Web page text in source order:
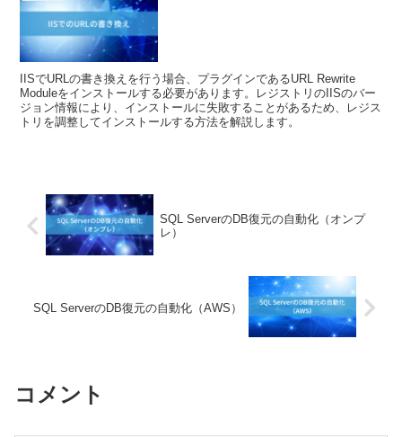
IISでURLの書き換えを行う場合、プラグインであるURL Rewrite
Moduleをインストールする必要があります。レジストリのIISのバー
ジョン情報により、インストールに失敗することがあるため、レジス
トリを調整してインストールする方法を解説します。
SQL ServerのDB復元の自動化（オンプ
レ）
SQL ServerのDB復元の自動化（AWS）
コメント